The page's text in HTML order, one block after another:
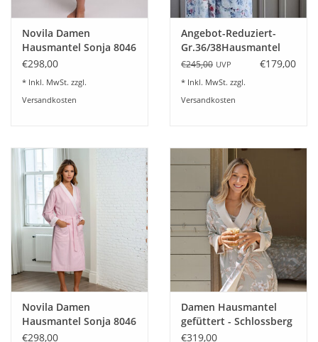
Novila Damen
Hausmantel Sonja 8046
Farbe taupe Baumwolle
€298,00
* Inkl. MwSt. zzgl.
Versandkosten
Angebot-Reduziert-
Gr.36/38Hausmantel
mit Kapuze Curt Bauer
€245,00 UVP €179,00
* Inkl. MwSt. zzgl.
Versandkosten
Novila Damen
Hausmantel Sonja 8046
Farbe rose Baumwolle
€298,00
Damen Hausmantel
gefüttert - Schlossberg
CALYPSO
€319,00